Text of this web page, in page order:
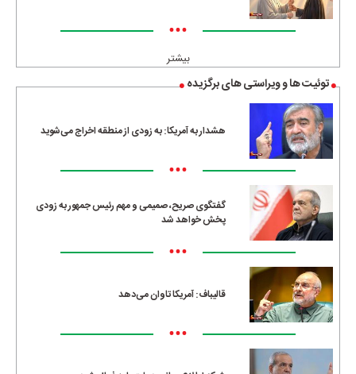
•••
بیشتر
توئیت ها و ویراستی های برگزیده
هشدار به آمریکا: به زودی از منطقه اخراج می‌شوید
•••
گفتگوی صریح، صمیمی و مهم رئیس جمهور به زودی
پخش خواهد شد
•••
قالیباف: آمریکا تاوان می‌دهد
•••